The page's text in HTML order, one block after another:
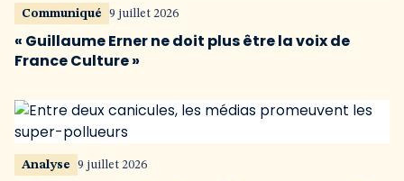
Communiqué 9 juillet 2026
« Guillaume Erner ne doit plus être la voix de
France Culture »
Analyse 9 juillet 2026